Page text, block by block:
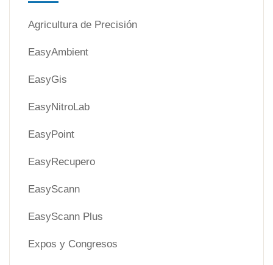
Agricultura de Precisión
EasyAmbient
EasyGis
EasyNitroLab
EasyPoint
EasyRecupero
EasyScann
EasyScann Plus
Expos y Congresos